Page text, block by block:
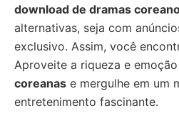
download de dramas
alternativas, seja com
exclusivo. Assim, você
Aproveite a riqueza e
coreanas e mergulhe em um
entretenimento fascinante.